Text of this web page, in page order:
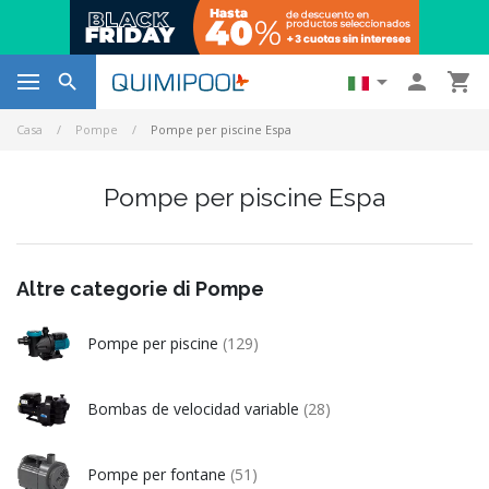
   
Casa Pompe Pompe per piscine Espa
Pompe per piscine Espa
Altre categorie di Pompe
Pompe per piscine (129)
Bombas de velocidad variable (28)
Pompe per fontane (51)